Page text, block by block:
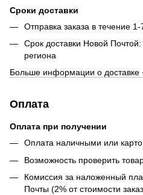
Сроки доставки
Отправка заказа в течение
Срок доставки Новой
региона
Больше информации о
Оплата
Оплата при получении
Оплата наличными или
Возможность проверить
Комиссия за наложенный
Почты (2% от стоимости